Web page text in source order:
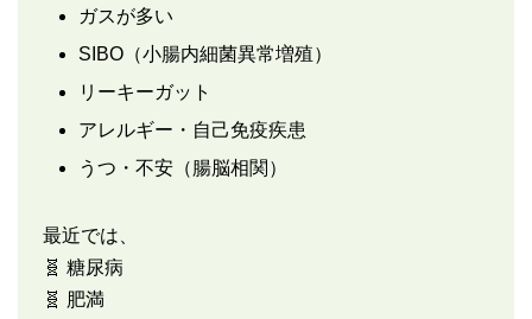
ガスが多い
SIBO（小腸内細菌異常増殖）
リーキーガット
アレルギー・自己免疫疾患
うつ・不安（腸脳相関）
最近では、
🧬 糖尿病
🧬 肥満